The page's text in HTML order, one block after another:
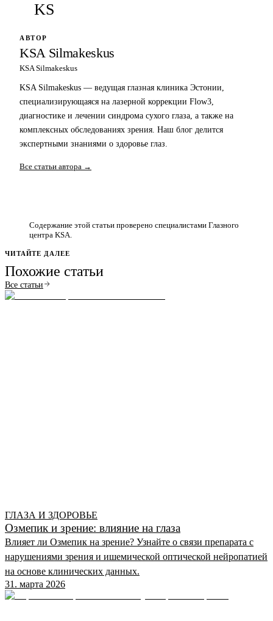
KS
АВТОР
KSA Silmakeskus
KSA Silmakeskus
KSA Silmakeskus — ведущая глазная клиника Эстонии,
специализирующаяся на лазерной коррекции Flow3,
диагностике и лечении синдрома сухого глаза, а также на
комплексных обследованиях зрения. Наш блог делится
экспертными знаниями о здоровье глаз.
Все статьи автора →
Содержание этой статьи проверено специалистами Глазного
центра KSA.
ЧИТАЙТЕ ДАЛЕЕ
Похожие статьи
Все статьи
ГЛАЗА И ЗДОРОВЬЕ
Озмепик и зрение: влияние на глаза
Влияет ли Озмепик на зрение? Узнайте о связи препарата с
нарушениями зрения и ишемической оптической нейропатией
на основе клинических данных.
31. марта 2026